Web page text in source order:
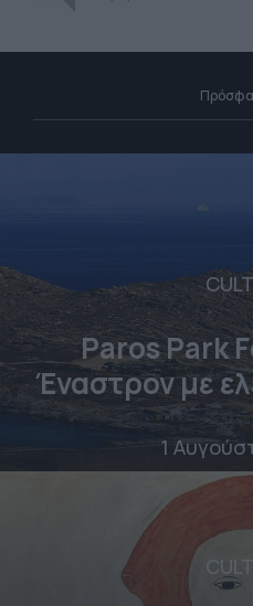
Paros Park
Έναστρον με
1